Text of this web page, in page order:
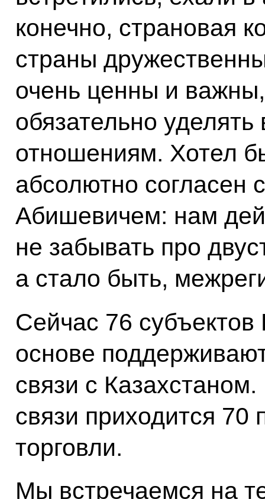
конечно, страновая
страны
очень ценны и
обязательно
отношениям. Хотел
абсолютно согласен
Абишевичем: нам
не забывать про
а стало быть,
Сейчас 76
основе
связи с
связи приходится
торговли.
Мы встречаемся на